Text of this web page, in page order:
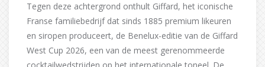
Tegen deze achtergrond onthult Giffard, het iconische
Franse familiebedrijf dat sinds 1885 premium likeuren
en siropen produceert, de Benelux-editie van de Giffard
West Cup 2026, een van de meest gerenommeerde